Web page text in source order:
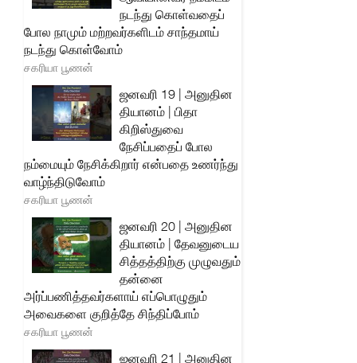
நடந்து கொள்வதைப்
போல நாமும் மற்றவர்களிடம் சாந்தமாய்
நடந்து கொள்வோம்
சகரியா பூணன்
ஜனவரி 19 | அனுதின
தியானம் | பிதா
கிறிஸ்துவை
நேசிப்பதைப் போல
நம்மையும் நேசிக்கிறார் என்பதை உணர்ந்து
வாழ்ந்திடுவோம்
சகரியா பூணன்
ஜனவரி 20 | அனுதின
தியானம் | தேவனுடைய
சித்தத்திற்கு முழுவதும்
தன்னை
அர்ப்பணித்தவர்களாய் எப்பொழுதும்
அவைகளை குறித்தே சிந்திப்போம்
சகரியா பூணன்
ஜனவரி 21 | அனுதின